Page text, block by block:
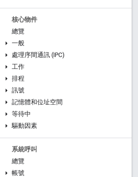
核心物件
總覽
一般
處理序間通訊 (IPC)
工作
排程
訊號
記憶體和位址空間
等待中
驅動因素
系統呼叫
總覽
帳號